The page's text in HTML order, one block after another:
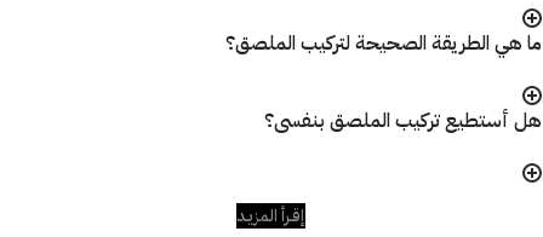
ما هي الطريقة الصحيحة لتركيب الملصق؟
هل أستطيع تركيب الملصق بنفسى؟
إقـرأ المزيـد